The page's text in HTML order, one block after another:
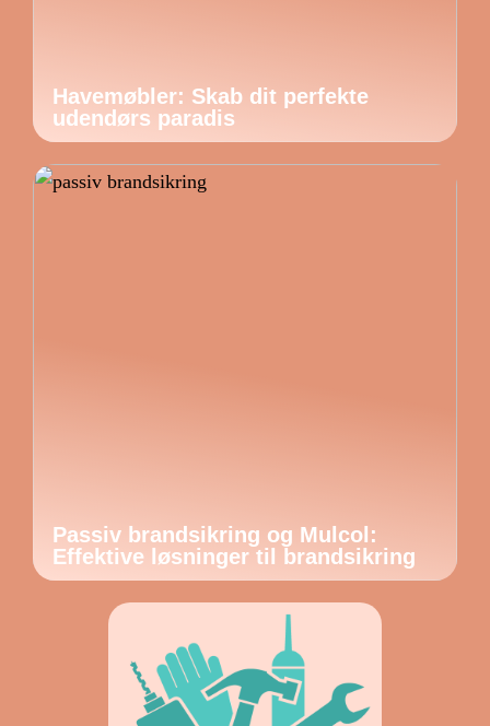
Havemøbler: Skab dit perfekte
udendørs paradis
Passiv brandsikring og Mulcol:
Effektive løsninger til brandsikring